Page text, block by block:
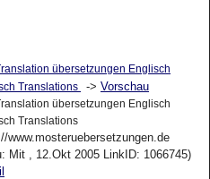
übersetzungen Englisch
Translations
-> Vorschau
übersetzungen Englisch
Translations
www.mosteruebersetzungen.de
Mit , 12.Okt 2005 LinkID: 1066745)